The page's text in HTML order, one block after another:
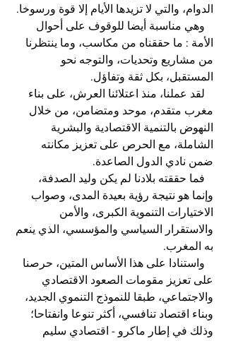
الدوام، والتي لا تزيدها الأيام إلا قوة ورسوخا.
وهي مناسبة أيضا للوقوف على أحوال
الأمة : ما حققناه من مكاسب، وما ينتظرنا
من مشاريع وتحديات، والتوجه نحو
المستقبل، بكل ثقة وتفاؤل.
لقد عملنا، منذ اعتلائنا العرش، على بناء
مغرب متقدم، موحد ومتضامن، من خلال
النهوض بالتنمية الاقتصادية والبشرية
الشاملة، مع الحرص على تعزيز مكانته
ضمن نادي الدول الصاعدة.
فما حققته بلادنا لم يكن وليد الصدفة،
وإنما هو نتيجة رؤية بعيدة المدى، وصواب
الاختيارات التنموية الكبرى، والأمن
والاستقرار السياسي والمؤسسي، الذي ينعم
به المغرب.
واستنادا على هذا الأساس المتين، حرصنا
على تعزيز مقومات الصعود الاقتصادي
والاجتماعي، طبقا للنموذج التنموي الجديد،
وبناء اقتصاد تنافسي، أكثر تنوعا وانفتاحا؛
وذلك في إطار ماكرو - اقتصادي سليم